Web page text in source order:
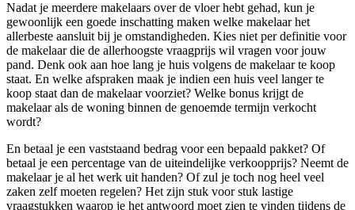
Nadat je meerdere makelaars over de vloer hebt gehad, kun je
gewoonlijk een goede inschatting maken welke makelaar het
allerbeste aansluit bij je omstandigheden. Kies niet per definitie voor
de makelaar die de allerhoogste vraagprijs wil vragen voor jouw
pand. Denk ook aan hoe lang je huis volgens de makelaar te koop
staat. En welke afspraken maak je indien een huis veel langer te
koop staat dan de makelaar voorziet? Welke bonus krijgt de
makelaar als de woning binnen de genoemde termijn verkocht
wordt?
En betaal je een vaststaand bedrag voor een bepaald pakket? Of
betaal je een percentage van de uiteindelijke verkoopprijs? Neemt de
makelaar je al het werk uit handen? Of zul je toch nog heel veel
zaken zelf moeten regelen? Het zijn stuk voor stuk lastige
vraagstukken waarop je het antwoord moet zien te vinden tijdens de